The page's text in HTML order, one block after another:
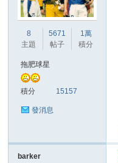
8
主題
5671
帖子
1萬
積分
拖肥球星
積分 15157
發消息
barker